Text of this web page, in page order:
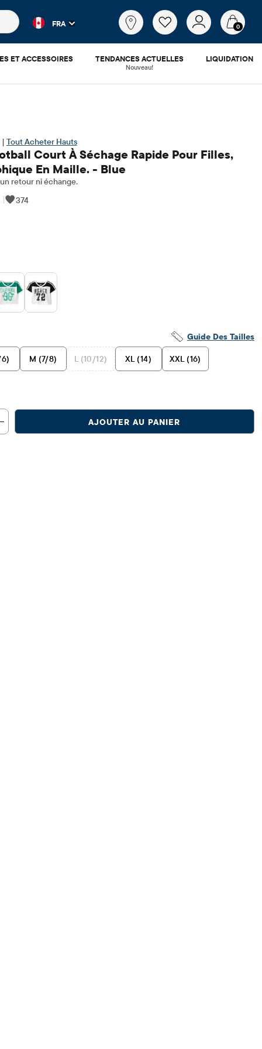
populaires et les résultats de produits au fur et à
FRA 0
ET ACCESSOIRES TENDANCES ACTUELLES
Nouveau!
LIQUIDATION
| Tout Acheter Hauts
Court À Séchage Rapide Pour Filles,
En Maille. - Blue
retour ni échange.
|
374
Guide Des Tailles
M (7/8) L (10/12) XL (14) XXL (16)
AJOUTER AU PANIER